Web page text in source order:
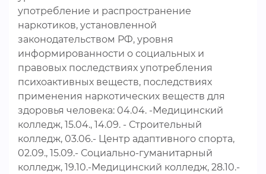
употребление и распространение
наркотиков, установленной
законодательством РФ, уровня
информированности о социальных и
правовых последствиях употребления
психоактивных веществ, последствиях
применения наркотических веществ для
здоровья человека: 04.04. -Медицинский
колледж, 15.04., 14.09. - Строительный
колледж, 03.06.- Центр адаптивного спорта,
02.09., 15.09.- Социально-гуманитарный
колледж, 19.10.-Медицинский колледж, 28.10.-